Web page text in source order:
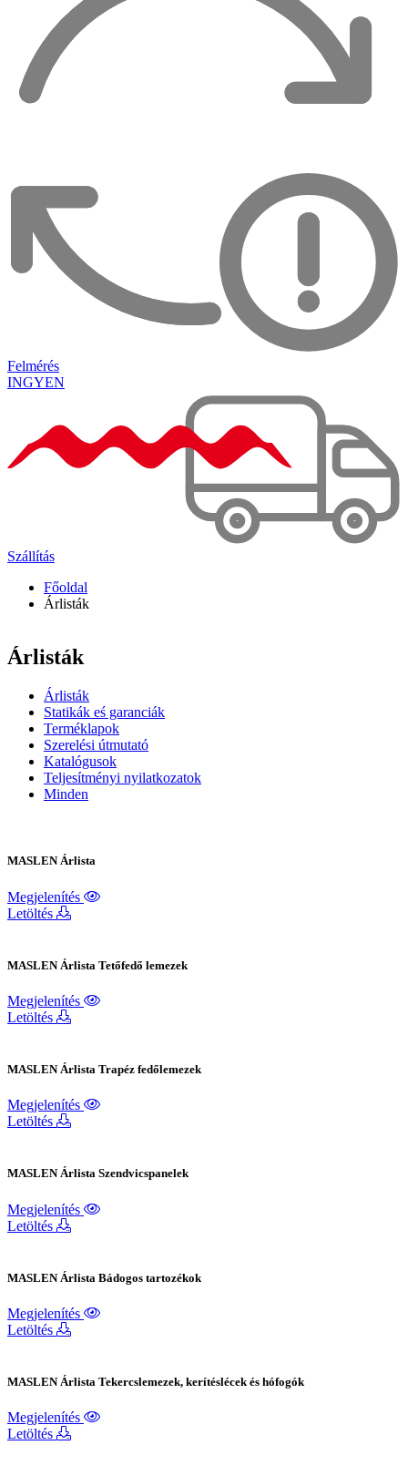
Felmérés
INGYEN
Szállítás
Főoldal
Árlisták
Árlisták
Árlisták
Statikák eś garanciák
Terméklapok
Szerelési útmutató
Katalógusok
Teljesítményi nyilatkozatok
Minden
MASLEN Árlista
Megjelenítés
Letöltés
MASLEN Árlista Tetőfedő lemezek
Megjelenítés
Letöltés
MASLEN Árlista Trapéz fedőlemezek
Megjelenítés
Letöltés
MASLEN Árlista Szendvicspanelek
Megjelenítés
Letöltés
MASLEN Árlista Bádogos tartozékok
Megjelenítés
Letöltés
MASLEN Árlista Tekercslemezek, kerítéslécek és hófogók
Megjelenítés
Letöltés